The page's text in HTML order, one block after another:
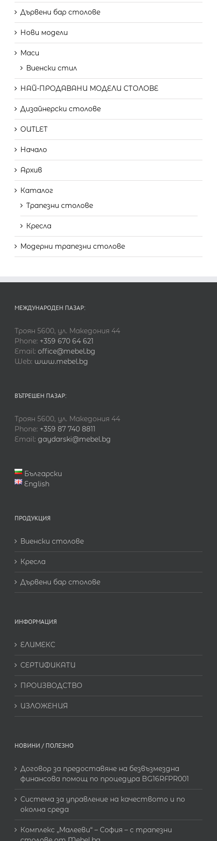
Дървени бар столове
Нови модели
Маси
Виенски стил
НАЙ-ПРОДАВАНИ МОДЕЛИ СТОЛОВЕ
Дизайнерски столове
OUTLET
Начало
Архив
Каталог
Трапезни столове
Кресла
Модерни трапезни столове
МЕЖДУНАРОДЕН ПАЗАР:
Троян 5600, ул. Македония 44
Phone: +359 670 64 621
Email: office@mebel.bg
Web: www.mebel.bg
ВЪТРЕШЕН ПАЗАР:
Троян 5600, ул. Македония 44
Phone: +359 87 740 8811
Email: gaydarski@mebel.bg
Български
English
ПРОДУКЦИЯ
Виенски столове
Кресла
Дървени бар столове
ИНФОРМАЦИЯ
ЕЛИМЕКС
СЕРТИФИКАТИ
ПРОИЗВОДСТВО
ИЗЛОЖЕНИЯ
НОВИНИ / ПОЛЕЗНО
Договор за предоставяне на безвъзмездна
финансова помощ по процедура BG16RFPR001
Система за управление на качеството и по
околна среда
Комплекс „Малееви“ – София – с трапезни